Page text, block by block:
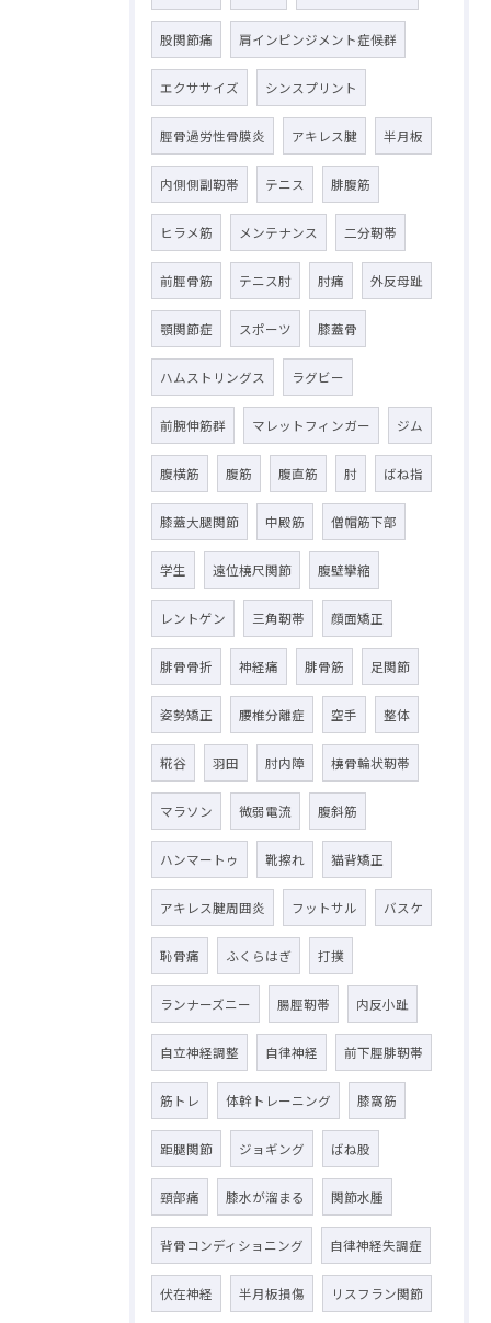
股関節痛 肩インピンジメント症候群
エクササイズ シンスプリント
脛骨過労性骨膜炎 アキレス腱 半月板
内側側副靭帯 テニス 腓腹筋
ヒラメ筋 メンテナンス 二分靭帯
前脛骨筋 テニス肘 肘痛 外反母趾
顎関節症 スポーツ 膝蓋骨
ハムストリングス ラグビー
前腕伸筋群 マレットフィンガー ジム
腹横筋 腹筋 腹直筋 肘 ばね指
膝蓋大腿関節 中殿筋 僧帽筋下部
学生 遠位橈尺関節 腹壁攣縮
レントゲン 三角靭帯 顔面矯正
腓骨骨折 神経痛 腓骨筋 足関節
姿勢矯正 腰椎分離症 空手 整体
糀谷 羽田 肘内障 橈骨輪状靭帯
マラソン 微弱電流 腹斜筋
ハンマートゥ 靴擦れ 猫背矯正
アキレス腱周囲炎 フットサル バスケ
恥骨痛 ふくらはぎ 打撲
ランナーズニー 腸脛靭帯 内反小趾
自立神経調整 自律神経 前下脛腓靭帯
筋トレ 体幹トレーニング 膝窩筋
距腿関節 ジョギング ばね股
頸部痛 膝水が溜まる 関節水腫
背骨コンディショニング 自律神経失調症
伏在神経 半月板損傷 リスフラン関節